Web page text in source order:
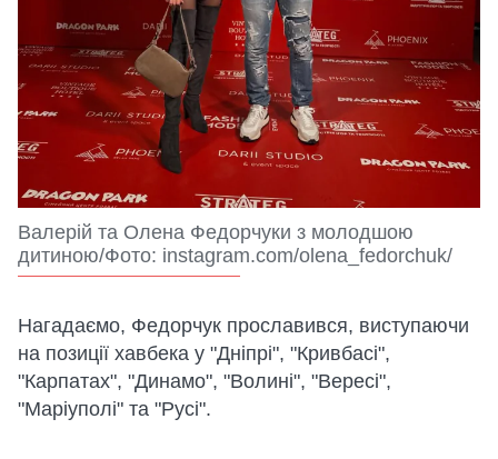
Валерій та Олена Федорчуки з молодшою
дитиною/Фото: instagram.com/olena_fedorchuk/
Нагадаємо, Федорчук прославився, виступаючи
на позиції хавбека у "Дніпрі", "Кривбасі",
"Карпатах", "Динамо", "Волині", "Вересі",
"Маріуполі" та "Русі".